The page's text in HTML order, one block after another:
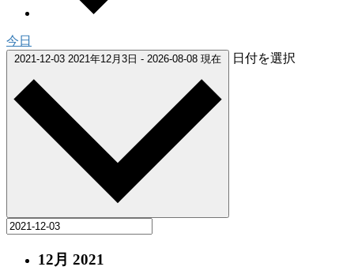
今日
2021-12-03 2021年12月3日 - 2026-08-08 現在 日付を選択
12月 2021